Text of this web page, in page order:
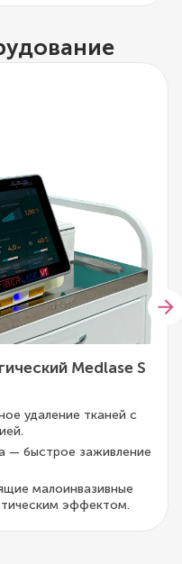
Medlase S
удаление тканей с
— быстрое заживление
малоинвазивные
эффектом.